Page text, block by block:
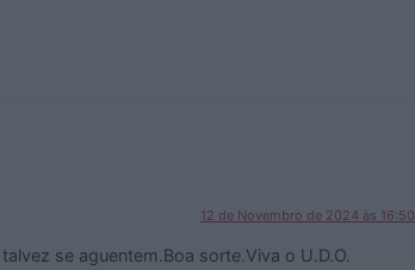
12 de Novembro de 2024 às 16:50
se aguentem.Boa sorte.Viva o U.D.O.